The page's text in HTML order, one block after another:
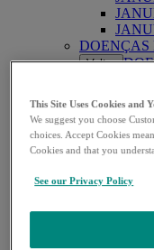
DOENÇAS
Voltar
Voltar
Voltar
This Site Uses Cookies
We suggest you choose
choices. Accept Cookies
Cookies and that you
See our Privacy Policy